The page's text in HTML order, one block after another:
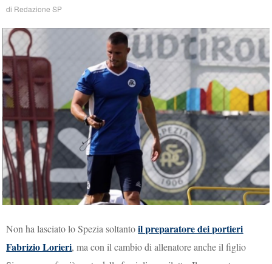
di Redazione SP
Non ha lasciato lo Spezia soltantoil preparatore dei portieri
Fabrizio Lorieri, ma con il cambio di allenatore anche il figlio